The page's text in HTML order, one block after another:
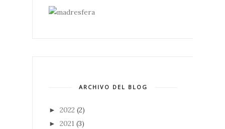
ARCHIVO DEL BLOG
► 2022 (2)
► 2021 (3)